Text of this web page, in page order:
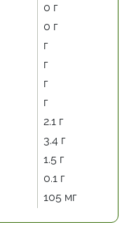
0 г
0 г
г
г
г
г
2.1 г
3.4 г
1.5 г
0.1 г
105 мг